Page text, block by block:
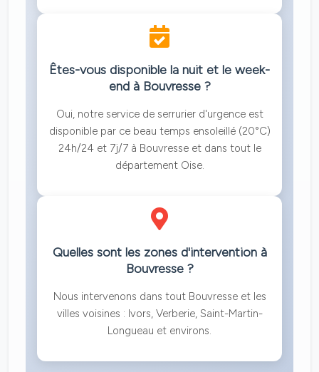
Êtes-vous disponible la nuit et le week-
end à Bouvresse ?
Oui, notre service de serrurier d'urgence est
disponible par ce beau temps ensoleillé (20°C)
24h/24 et 7j/7 à Bouvresse et dans tout le
département Oise.
Quelles sont les zones d'intervention à
Bouvresse ?
Nous intervenons dans tout Bouvresse et les
villes voisines : Ivors, Verberie, Saint-Martin-
Longueau et environs.